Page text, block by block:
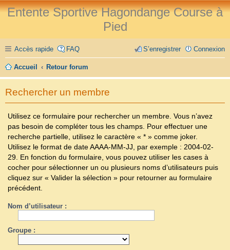
Entente Sportive Hagondange Course à
Pied
Accès rapide FAQ Connexion
S’enregistrer
Accueil Retour forum
Rechercher un membre
Utilisez ce formulaire pour rechercher un membre. Vous n’avez
pas besoin de compléter tous les champs. Pour effectuer une
recherche partielle, utilisez le caractère « * » comme joker.
Utilisez le format de dateAAAA-MM-JJ , par exemple : 2004-02-
29 . En fonction du formulaire, vous pouvez utiliser les cases à
cocher pour sélectionner un ou plusieurs noms d’utilisateurs puis
cliquez sur « Valider la sélection » pour retourner au formulaire
précédent.
Nom d’utilisateur :
Groupe :